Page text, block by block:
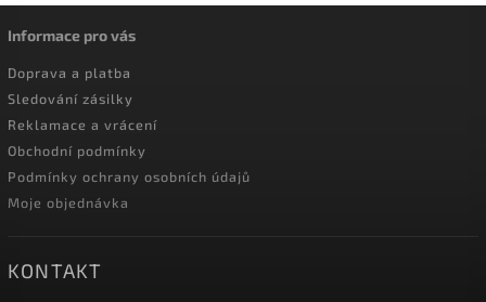
Informace pro vás
Doprava a platba
Sledování zásilky
Reklamace a vrácení
Obchodní podmínky
Podmínky ochrany osobních údajů
Moje objednávka
KONTAKT